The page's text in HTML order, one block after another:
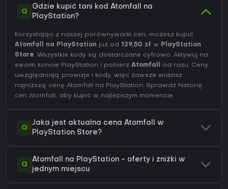
Q
Gdzie kupić tani kod Atomfall na
PlayStation?
Korzystając z naszej porównywarki cen, możesz kupić
Atomfall na PlayStation już od 129,50 zł w PlayStation
Store. Wszystkie kody są dostarczane cyfrowo. Aktywuj na
swoim koncie PlayStation i pobierz Atomfall
od razu. Ceny
uwzględniają prowizje i kody, więc zawsze widzisz
najniższą cenę Atomfall na PlayStation. Sprawdź historię
cen Atomfall , aby kupić w najlepszym momencie.
Q
Jaka jest aktualna cena Atomfall w
PlayStation Store?
Q
Atomfall na PlayStation - oferty i zniżki w
jednym miejscu